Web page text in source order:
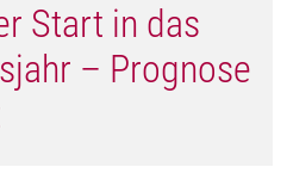
Start in das
– Prognose